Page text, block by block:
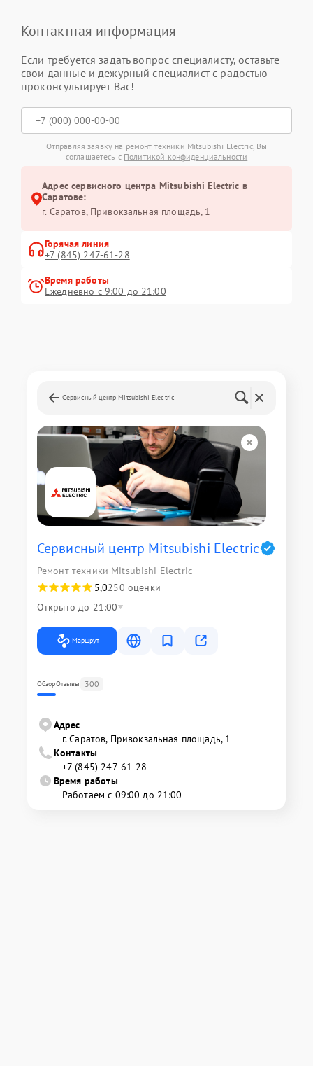
Контактная информация
Если требуется задать вопрос специалисту, оставьте
свои данные и дежурный специалист с радостью
проконсультирует Вас!
Отправляя заявку на ремонт техники Mitsubishi Electric, Вы
соглашаетесь с Политикой конфиденциальности
Адрес сервисного центра Mitsubishi Electric в
Саратове:
г. Саратов, Привокзальная площадь, 1
Горячая линия
+7 (845) 247-61-28
Время работы
Ежедневно с 9:00 до 21:00
Сервисный центр Mitsubishi Electric
Сервисный центр Mitsubishi Electric
Ремонт техники Mitsubishi Electric
5,0250 оценки
Открыто до 21:00
Маршрут
ОбзорОтзывы 300
Адрес
г. Саратов, Привокзальная площадь, 1
Контакты
+7 (845) 247-61-28
Время работы
Работаем с 09:00 до 21:00